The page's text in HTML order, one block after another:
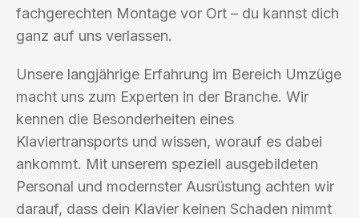
fachgerechten Montage vor Ort – du kannst dich
ganz auf uns verlassen.
Unsere langjährige Erfahrung im Bereich Umzüge
macht uns zum Experten in der Branche. Wir
kennen die Besonderheiten eines
Klaviertransports und wissen, worauf es dabei
ankommt. Mit unserem speziell ausgebildeten
Personal und modernster Ausrüstung achten wir
darauf, dass dein Klavier keinen Schaden nimmt